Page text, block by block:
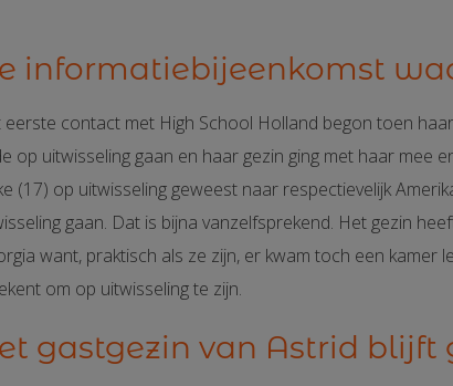
informatiebijeenkomst
eerste contact met High School Holland begon toen
op uitwisseling gaan en haar gezin ging met haar mee
(17) op uitwisseling geweest naar respectievelijk
gaan. Dat is bijna vanzelfsprekend. Het gezin
want, praktisch als ze zijn, er kwam toch een
om op uitwisseling te zijn.
gastgezin van Astrid blijft